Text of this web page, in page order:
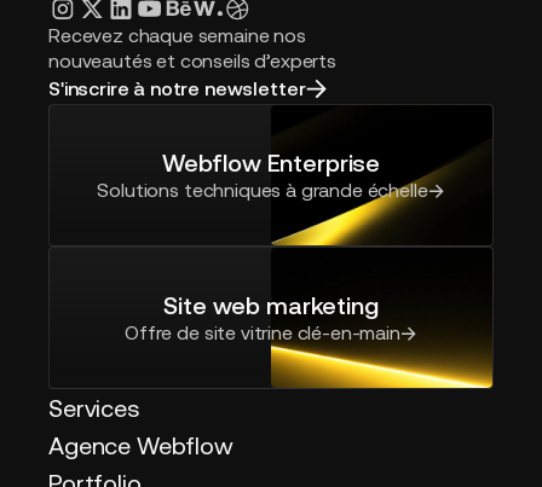
Recevez chaque semaine nos
nouveautés et conseils d’experts
S'inscrire à notre newsletter
Webflow Enterprise
Solutions techniques à grande échelle
Site web marketing
Offre de site vitrine clé-en-main
Services
Agence Webflow